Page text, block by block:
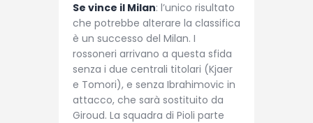
Se vince il Milan: l’unico risultato
che potrebbe alterare la classifica
è un successo del Milan. I
rossoneri arrivano a questa sfida
senza i due centrali titolari (Kjaer
e Tomori), e senza Ibrahimovic in
attacco, che sarà sostituito da
Giroud. La squadra di Pioli parte